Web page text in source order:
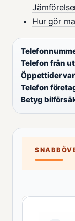
Hur gör
Telefon från
Öppettider
Telefon
Betyg